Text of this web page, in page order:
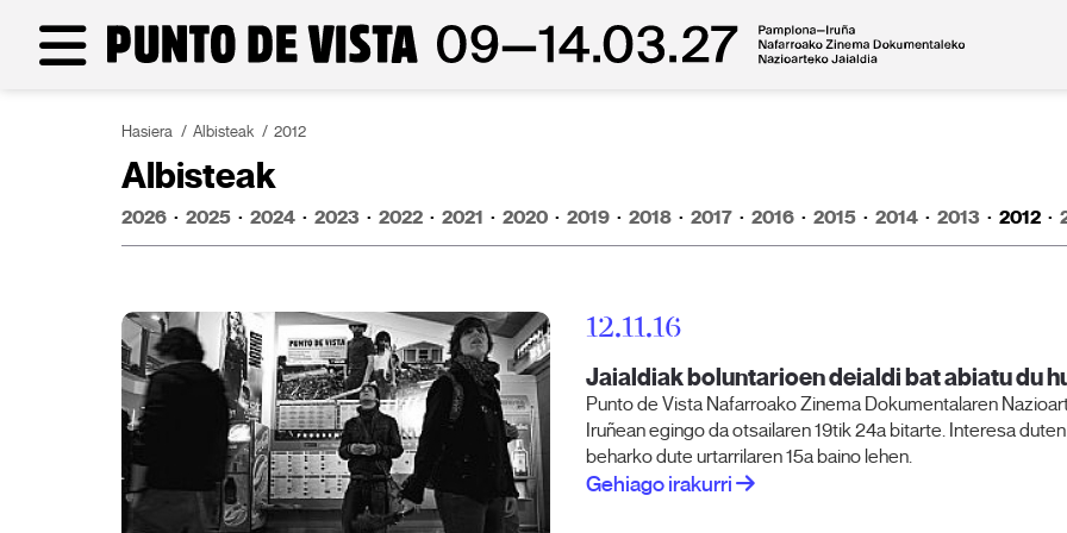
Hasiera Albisteak 2012
Albisteak
2026 · 2025 · 2024 · 2023 · 2022 · 2021 · 2020 · 2019 · 2018 · 2017 · 2016 · 2015 · 2014 · 2013 · 2012 ·
12.11.16
Jaialdiak boluntarioen deialdi bat abiatu du
Punto de Vista Nafarroako Zinema Dokumentalaren
Iruñean egingo da otsailaren 19tik 24a bitarte. Interesa
beharko dute urtarrilaren 15a baino lehen.
Gehiago irakurri